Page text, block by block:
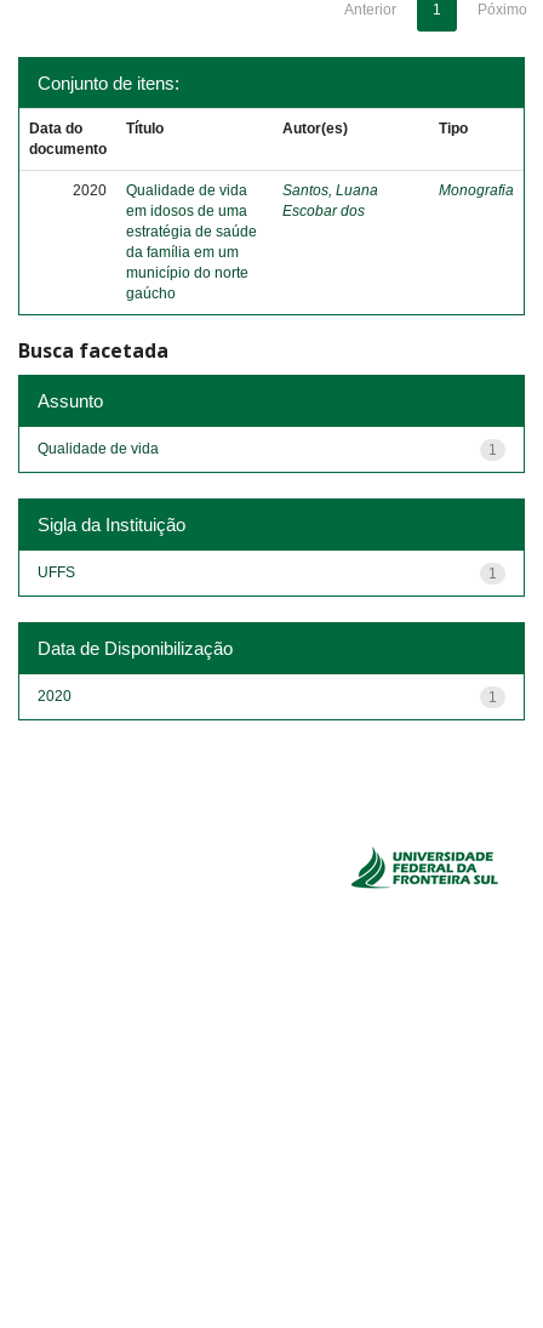
Anterior 1 Póximo
Conjunto de itens:
Data do
documento
Título Autor(es) Tipo
2020
Qualidade de vida
em idosos de uma
estratégia de saúde
da família em um
município do norte
gaúcho
Santos, Luana
Escobar dos
Monografia
Busca facetada
Assunto
1
Qualidade de vida
Sigla da Instituição
1
UFFS
Data de Disponibilização
1
2020